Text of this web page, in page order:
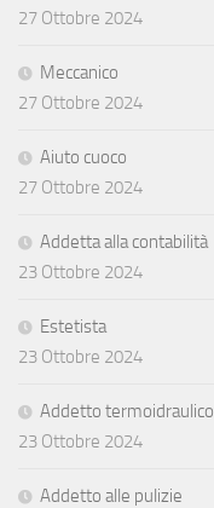
27 Ottobre 2024
Meccanico
27 Ottobre 2024
Aiuto cuoco
27 Ottobre 2024
Addetta alla contabilità
23 Ottobre 2024
Estetista
23 Ottobre 2024
Addetto termoidraulico
23 Ottobre 2024
Addetto alle pulizie